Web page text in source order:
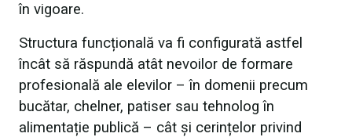
în vigoare.
Structura funcțională va fi configurată astfel
încât să răspundă atât nevoilor de formare
profesională ale elevilor – în domenii precum
bucătar, chelner, patiser sau tehnolog în
alimentație publică – cât și cerințelor privind